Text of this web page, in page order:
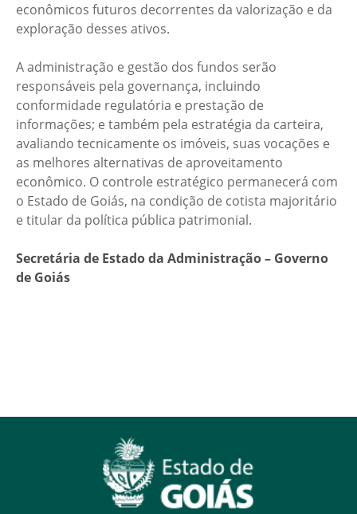
econômicos futuros decorrentes da valorização e da
exploração desses ativos.
A administração e gestão dos fundos serão
responsáveis pela governança, incluindo
conformidade regulatória e prestação de
informações; e também pela estratégia da carteira,
avaliando tecnicamente os imóveis, suas vocações e
as melhores alternativas de aproveitamento
econômico. O controle estratégico permanecerá com
o Estado de Goiás, na condição de cotista majoritário
e titular da política pública patrimonial.
Secretária de Estado da Administração – Governo
de Goiás